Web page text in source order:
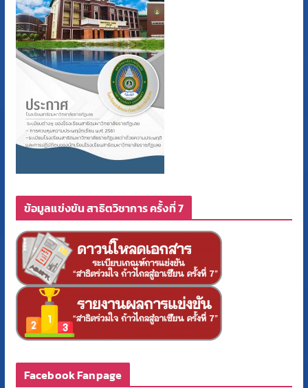
ข้อมูลแข่งขัน สาธิตวิชาการ ครั้งที่ 7
Facebook Fanpage